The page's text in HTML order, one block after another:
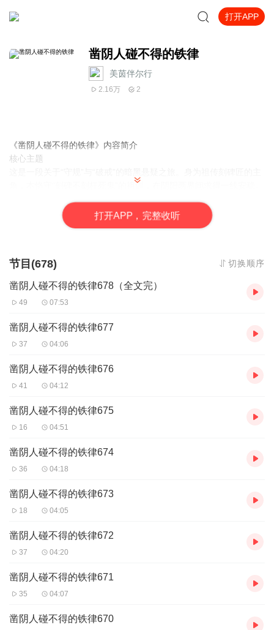
打开APP
凿阴人碰不得的铁律
美茵伴尔行
2.16万 2
《凿阴人碰不得的铁律》内容简介
核心主题
角，本恪守“刻碑不刻枉死鬼”的祖训，在阴阳两界间求得一线安稳。
描绘了人与鬼魅、禁忌与生存的惊悚对抗，更深层探讨了当命运的
刻刀被迫偏离轨道时，个体在恐惧、责任与救赎之间的挣扎与抉
● 独特的职业视角：以鲜为人知的“刻碑匠”为切入点，揭开这一古老
行当背后不为人知的规矩、忌讳与神秘色彩，带来耳目一新的悬疑
体验。
● 禁忌与后果的连锁：从为无名荒尸刻碑的“一念之差”，到夜半碑身
悬念迭起。
● 尘封凶案的揭秘：随着主角深入禁忌，山村中被时间掩埋的骇人凶
适合谁听
● 硬核悬疑惊悚迷：如果你追求极致的恐怖氛围与逻辑严密的悬疑故
● 民俗怪谈爱好者：对于痴迷于民间禁忌、地域规矩及神秘文化传说
的听众，书中的“刻碑行规”与“阴阳铁律”将极大满足你的猎奇心。
绝望、挣扎并最终寻
打开APP，完整收听
节目(678) 切换顺序
凿阴人碰不得的铁律678（全文完）
49 07:53
凿阴人碰不得的铁律677
37 04:06
凿阴人碰不得的铁律676
41 04:12
凿阴人碰不得的铁律675
16 04:51
凿阴人碰不得的铁律674
36 04:18
凿阴人碰不得的铁律673
18 04:05
凿阴人碰不得的铁律672
37 04:20
凿阴人碰不得的铁律671
35 04:07
凿阴人碰不得的铁律670